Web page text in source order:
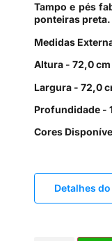
Tampo e pés
ponteiras preta.
Medidas
Altura - 72,0 cm
Largura - 72,0
Profundidade -
Cores
Detalhes